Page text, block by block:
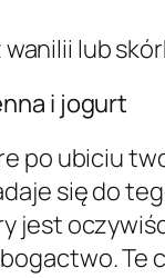
lub
i jogurt
po ubiciu
się do
jest